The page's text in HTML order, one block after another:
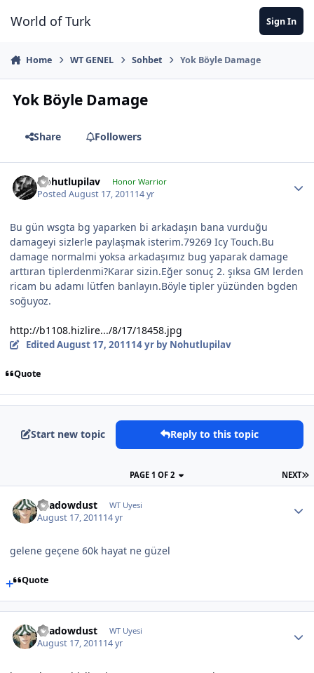
World of Turk Sign In
Home WT GENEL Sohbet Yok Böyle Damage
Yok Böyle Damage
Share Followers
Nohutlupilav Honor Warrior
PostedAugust 17, 201114 yr
Bu gün wsgta bg yaparken bi arkadaşın bana vurduğu
damageyi sizlerle paylaşmak isterim.79269 Icy Touch.Bu
damage normalmi yoksa arkadaşımız bug yaparak damage
arttıran tiplerdenmi?Karar sizin.Eğer sonuç 2. şıksa GM lerden
ricam bu adamı lütfen banlayın.Böyle tipler yüzünden bgden
soğuyoz.
http://b1108.hizlire.../8/17/18458.jpg
EditedAugust 17, 201114 yrby Nohutlupilav
Quote
Start new topic Reply to this topic
NEXT
PAGE 1 OF 2
Shadowdust WT Uyesi
August 17, 201114 yr
gelene geçene 60k hayat ne güzel
Quote
Shadowdust WT Uyesi
August 17, 201114 yr